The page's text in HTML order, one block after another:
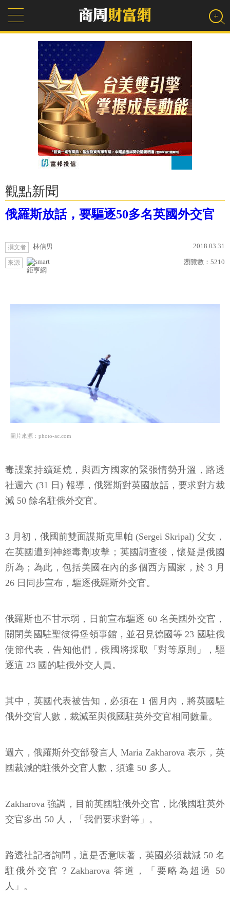
觀點新聞
俄羅斯放話，要驅逐50多名英國外交官
撰文者 林信男 2018.03.31
來源
鉅亨網
瀏覽數： 5210
圖片來源：photo-ac.com
毒諜案持續延燒，與西方國家的緊張情勢升溫，路透
社週六 (31 日) 報導，俄羅斯對英國放話，要求對方裁
減 50 餘名駐俄外交官。
3 月初，俄國前雙面諜斯克里帕 (Sergei Skripal) 父女，
在英國遭到神經毒劑攻擊；英國調查後，懷疑是俄國
所為；為此，包括美國在內的多個西方國家，於 3 月
26 日同步宣布，驅逐俄羅斯外交官。
俄羅斯也不甘示弱，日前宣布驅逐 60 名美國外交官，
關閉美國駐聖彼得堡領事館，並召見德國等 23 國駐俄
使節代表，告知他們，俄國將採取「對等原則」，驅
逐這 23 國的駐俄外交人員。
其中，英國代表被告知，必須在 1 個月內，將英國駐
俄外交官人數，裁減至與俄國駐英外交官相同數量。
週六，俄羅斯外交部發言人 Maria Zakharova 表示，英
國裁減的駐俄外交官人數，須達 50 多人。
Zakharova 強調，目前英國駐俄外交官，比俄國駐英外
交官多出 50 人，「我們要求對等」。
路透社記者詢問，這是否意味著，英國必須裁減 50 名
駐俄外交官？Zakharova 答道，「要略為超過 50
人」。